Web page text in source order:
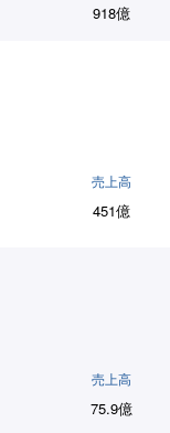
918億
売上高
451億
売上高
75.9億